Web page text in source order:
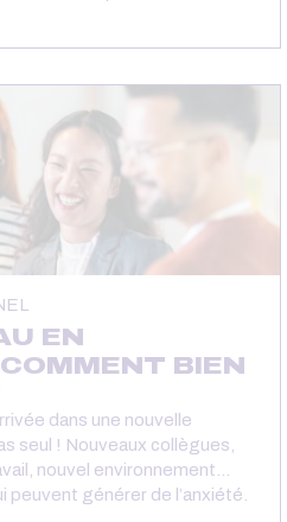
EN
BIEN
dans une nouvelle
seul ! Nouveaux collègues,
nouvel environnement…
générer de l’anxiété.